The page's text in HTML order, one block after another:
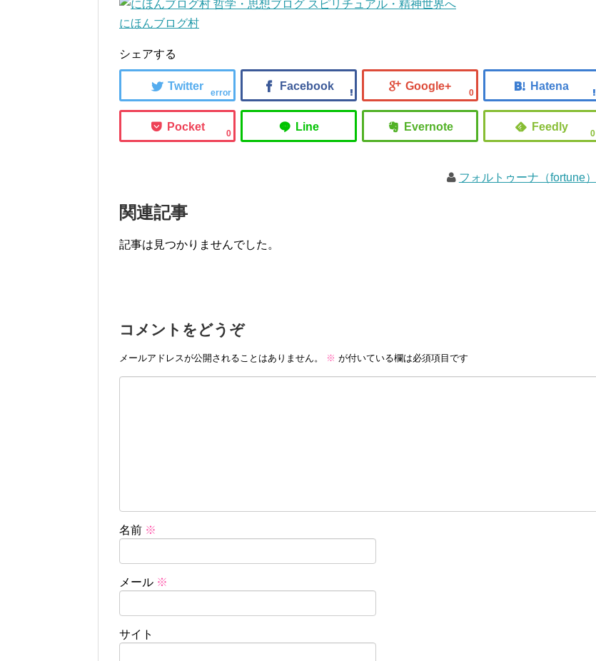
にほんブログ村
シェアする
error 0
0 0
フォルトゥーナ（fortune）
関連記事
記事は見つかりませんでした。
コメントをどうぞ
メールアドレスが公開されることはありません。 ※ が付いている欄は必須項目です
名前 ※
メール ※
サイト